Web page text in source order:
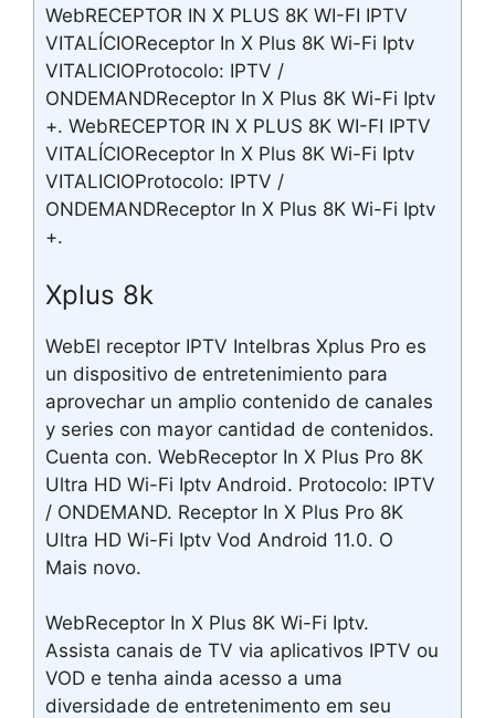
WebRECEPTOR IN X PLUS 8K WI-FI IPTV
VITALÍCIOReceptor In X Plus 8K Wi-Fi Iptv
VITALICIOProtocolo: IPTV /
ONDEMANDReceptor In X Plus 8K Wi-Fi Iptv
+. WebRECEPTOR IN X PLUS 8K WI-FI IPTV
VITALÍCIOReceptor In X Plus 8K Wi-Fi Iptv
VITALICIOProtocolo: IPTV /
ONDEMANDReceptor In X Plus 8K Wi-Fi Iptv
+.
Xplus 8k
WebEl receptor IPTV Intelbras Xplus Pro es
un dispositivo de entretenimiento para
aprovechar un amplio contenido de canales
y series con mayor cantidad de contenidos.
Cuenta con. WebReceptor In X Plus Pro 8K
Ultra HD Wi-Fi Iptv Android. Protocolo: IPTV
/ ONDEMAND. Receptor In X Plus Pro 8K
Ultra HD Wi-Fi Iptv Vod Android 11.0. O
Mais novo.
WebReceptor In X Plus 8K Wi-Fi Iptv.
Assista canais de TV via aplicativos IPTV ou
VOD e tenha ainda acesso a uma
diversidade de entretenimento em seu